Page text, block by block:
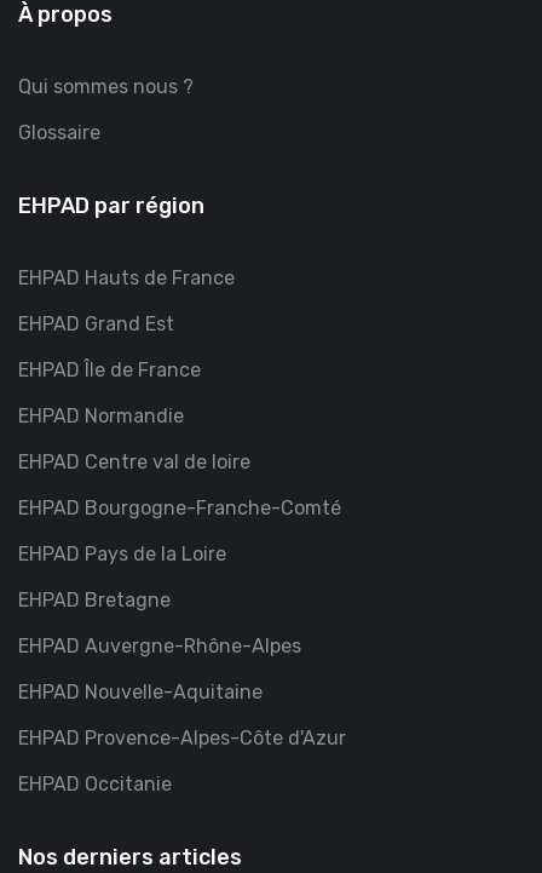
À propos
Qui sommes nous ?
Glossaire
EHPAD par région
EHPAD Hauts de France
EHPAD Grand Est
EHPAD Île de France
EHPAD Normandie
EHPAD Centre val de loire
EHPAD Bourgogne-Franche-Comté
EHPAD Pays de la Loire
EHPAD Bretagne
EHPAD Auvergne-Rhône-Alpes
EHPAD Nouvelle-Aquitaine
EHPAD Provence-Alpes-Côte d'Azur
EHPAD Occitanie
Nos derniers articles